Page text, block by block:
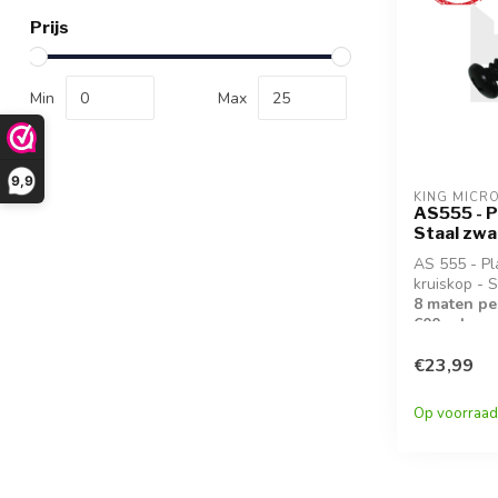
9,9
Prijs
Min Max
KING
AS555 -
Staal
AS 555 -
kruiskop -
8 maten
600
✔️ 1,7 x 6 ✔️
✔️ 1,7 x 8
3 x 8
€23,99
Op voorraad